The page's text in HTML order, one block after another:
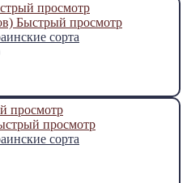
просмотр
Быстрый просмотр
сорта
просмотр
просмотр
сорта